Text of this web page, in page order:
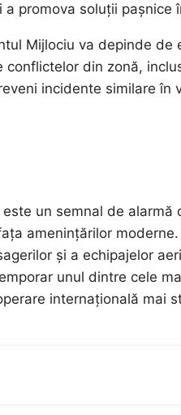
promova soluții pașnice
Mijlociu va depinde
din zonă,
incidente similare în
un semnal de
amenințărilor
și a echipajelor
unul dintre cele
internațională mai